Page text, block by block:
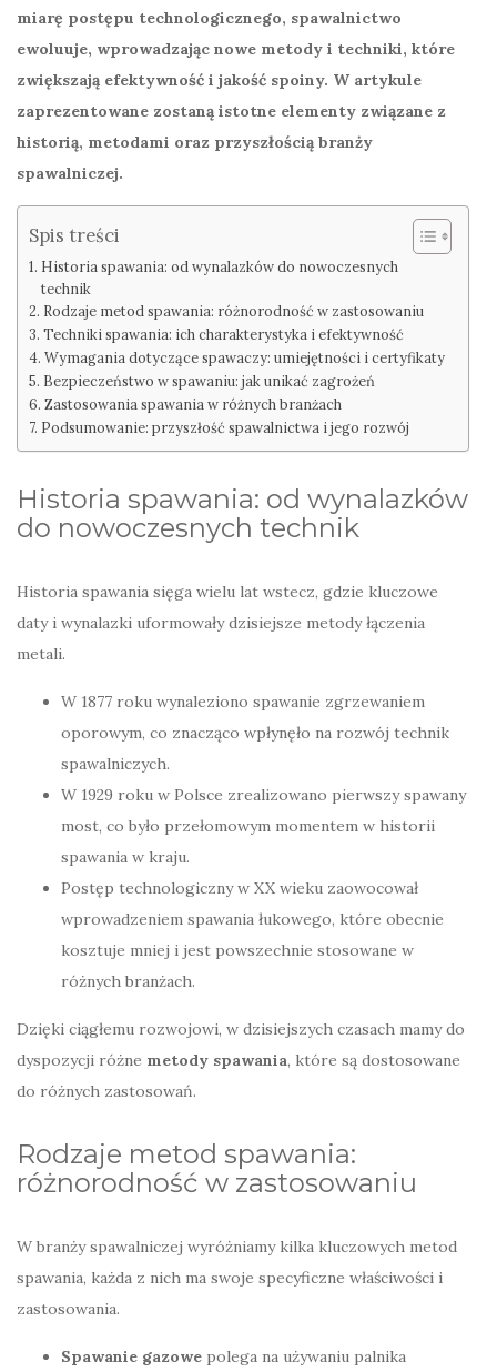
miarę postępu technologicznego, spawalnictwo
ewoluuje, wprowadzając nowe metody i techniki, które
zwiększają efektywność i jakość spoiny. W artykule
zaprezentowane zostaną istotne elementy związane z
historią, metodami oraz przyszłością branży
spawalniczej.
Spis treści
Historia spawania: od wynalazków do nowoczesnych
technik
Rodzaje metod spawania: różnorodność w zastosowaniu
Techniki spawania: ich charakterystyka i efektywność
Wymagania dotyczące spawaczy: umiejętności i certyfikaty
Bezpieczeństwo w spawaniu: jak unikać zagrożeń
Zastosowania spawania w różnych branżach
Podsumowanie: przyszłość spawalnictwa i jego rozwój
Historia spawania: od wynalazków
do nowoczesnych technik
Historia spawania sięga wielu lat wstecz, gdzie kluczowe
daty i wynalazki uformowały dzisiejsze metody łączenia
metali.
W 1877 roku wynaleziono spawanie zgrzewaniem
oporowym, co znacząco wpłynęło na rozwój technik
spawalniczych.
W 1929 roku w Polsce zrealizowano pierwszy spawany
most, co było przełomowym momentem w historii
spawania w kraju.
Postęp technologiczny w XX wieku zaowocował
wprowadzeniem spawania łukowego, które obecnie
kosztuje mniej i jest powszechnie stosowane w
różnych branżach.
Dzięki ciągłemu rozwojowi, w dzisiejszych czasach mamy do
dyspozycji różne metody spawania, które są dostosowane
do różnych zastosowań.
Rodzaje metod spawania:
różnorodność w zastosowaniu
W branży spawalniczej wyróżniamy kilka kluczowych metod
spawania, każda z nich ma swoje specyficzne właściwości i
zastosowania.
Spawanie gazowe polega na używaniu palnika